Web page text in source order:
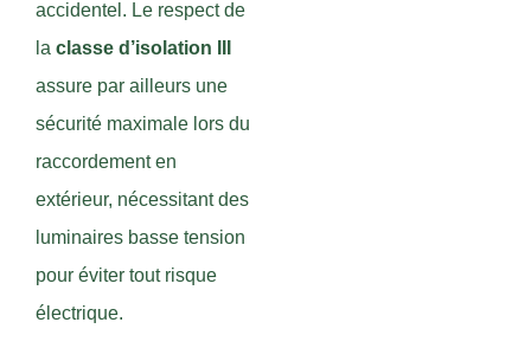
accidentel. Le respect de
la classe d’isolation III
assure par ailleurs une
sécurité maximale lors du
raccordement en
extérieur, nécessitant des
luminaires basse tension
pour éviter tout risque
électrique.